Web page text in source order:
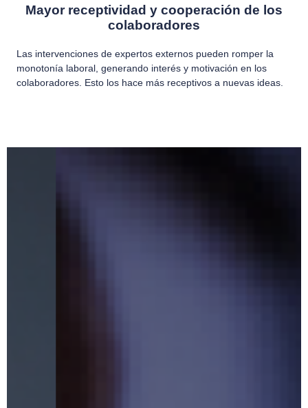
Mayor receptividad y cooperación de los
colaboradores
Las intervenciones de expertos externos pueden romper la
monotonía laboral, generando interés y motivación en los
colaboradores. Esto los hace más receptivos a nuevas ideas.